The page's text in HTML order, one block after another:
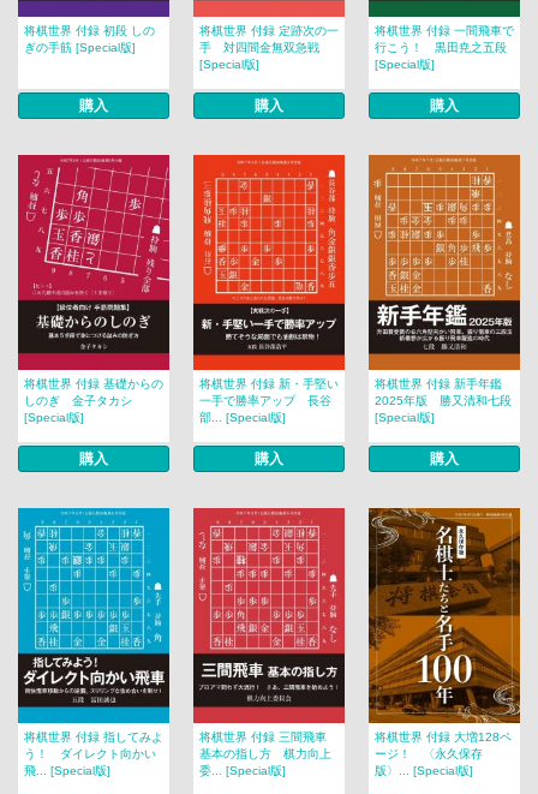
将棋世界 付録 初段 しの
ぎの手筋 [Special版]
購入
将棋世界 付録 定跡次の一
手 対四間金無双急戦
[Special版]
購入
将棋世界 付録 一間飛車で
行こう！ 黒田尭之五段
[Special版]
購入
将棋世界 付録 基礎からの
しのぎ 金子タカシ
[Special版]
購入
将棋世界 付録 新・手堅い
一手で勝率アップ 長谷
部... [Special版]
購入
将棋世界 付録 新手年鑑
2025年版 勝又清和七段
[Special版]
購入
将棋世界 付録 指してみよ
う！ ダイレクト向かい
飛... [Special版]
将棋世界 付録 三間飛車
基本の指し方 棋力向上
委... [Special版]
将棋世界 付録 大増128ペ
ージ！ 〈永久保存
版〉... [Special版]